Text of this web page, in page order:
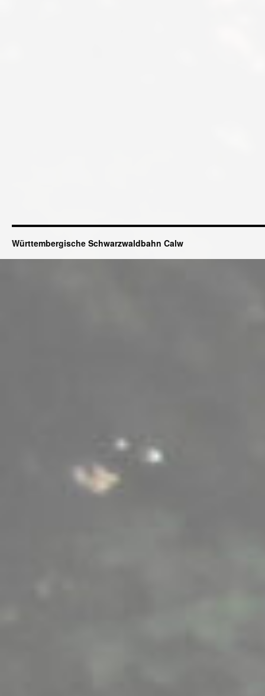
Württembergische Schwarzwaldbahn Calw